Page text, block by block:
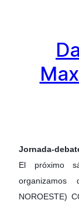
Jornada-
El próximo
NOROESTE)